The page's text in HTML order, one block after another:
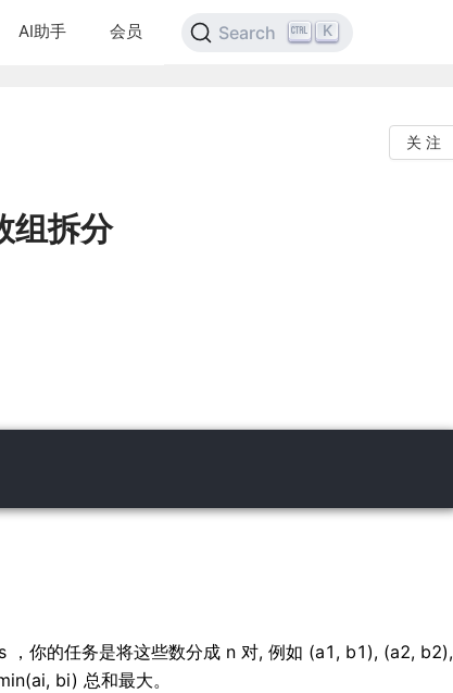
AI助手 会员 Search K
关 注
拆分
，你的任务是将这些数分成 n 对, 例如 (a1, b1), (a2, b2),
bi) 总和最大。